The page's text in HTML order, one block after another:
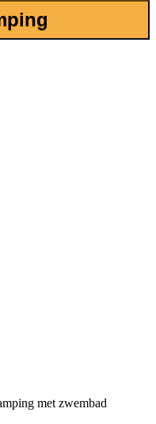
met zwembad